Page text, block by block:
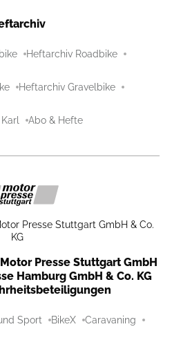
Heftarchiv Roadbike
Heftarchiv Gravelbike
Abo & Hefte
Presse Stuttgart GmbH & Co.
KG
Presse Stuttgart GmbH
Hamburg GmbH & Co. KG
Sport BikeX Caravaning